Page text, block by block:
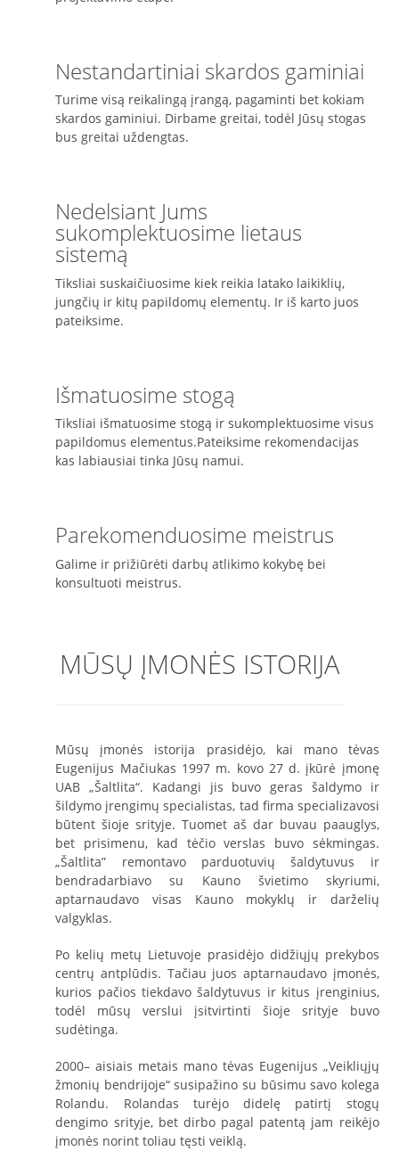
Nestandartiniai skardos gaminiai
Turime visą reikalingą įrangą, pagaminti bet kokiam
skardos gaminiui. Dirbame greitai, todėl Jūsų stogas
bus greitai uždengtas.
Nedelsiant Jums
sukomplektuosime lietaus
sistemą
Tiksliai suskaičiuosime kiek reikia latako laikiklių,
jungčių ir kitų papildomų elementų. Ir iš karto juos
pateiksime.
Išmatuosime stogą
Tiksliai išmatuosime stogą ir sukomplektuosime visus
papildomus elementus.Pateiksime rekomendacijas
kas labiausiai tinka Jūsų namui.
Parekomenduosime meistrus
Galime ir prižiūrėti darbų atlikimo kokybę bei
konsultuoti meistrus.
MŪSŲ ĮMONĖS ISTORIJA
Mūsų įmonės istorija prasidėjo, kai mano tėvas
Eugenijus Mačiukas 1997 m. kovo 27 d. įkūrė įmonę
UAB „Šaltlita“. Kadangi jis buvo geras šaldymo ir
šildymo įrengimų specialistas, tad firma specializavosi
būtent šioje srityje. Tuomet aš dar buvau paauglys,
bet prisimenu, kad tėčio verslas buvo sėkmingas.
„Šaltlita” remontavo parduotuvių šaldytuvus ir
bendradarbiavo su Kauno švietimo skyriumi,
aptarnaudavo visas Kauno mokyklų ir darželių
valgyklas.
Po kelių metų Lietuvoje prasidėjo didžiųjų prekybos
centrų antplūdis. Tačiau juos aptarnaudavo įmonės,
kurios pačios tiekdavo šaldytuvus ir kitus įrenginius,
todėl mūsų verslui įsitvirtinti šioje srityje buvo
sudėtinga.
2000– aisiais metais mano tėvas Eugenijus „Veikliųjų
žmonių bendrijoje“ susipažino su būsimu savo kolega
Rolandu. Rolandas turėjo didelę patirtį stogų
dengimo srityje, bet dirbo pagal patentą jam reikėjo
įmonės norint toliau tęsti veiklą.